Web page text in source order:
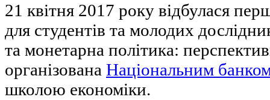
21 квітня 2017 року відбулася
для студентів та молодих
та монетарна політика:
організована Національним
школою економіки.